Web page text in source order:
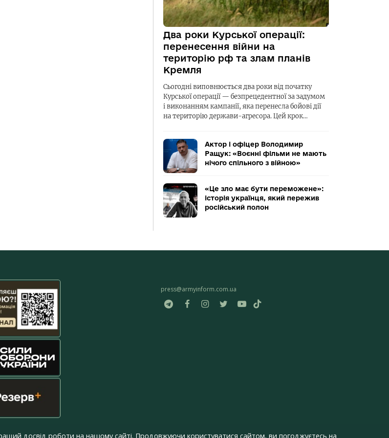
Два роки Курської операції:
перенесення війни на
територію рф та злам планів
Кремля
Сьогодні виповнюється два роки від початку
Курської операції — безпрецедентної за задумом
і виконанням кампанії, яка перенесла бойові дії
на територію держави-агресора. Цей крок…
Актор і офіцер Володимир
Ращук: «Воєнні фільми не мають
нічого спільного з війною»
«Це зло має бути переможене»:
історія українця, який пережив
російський полон
press@armyinform.com.ua
досвід роботи на нашому сайті. Продовжуючи користуватися сайтом, ви погоджуєтесь на